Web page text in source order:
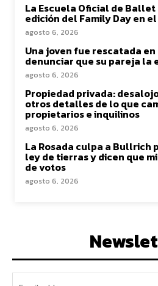
La Escuela Oficial de
edición del Family Day en
agosto 6, 2026
Una joven fue rescatada
denunciar que su pareja la
agosto 6, 2026
Propiedad privada:
otros detalles de lo que
propietarios e inquilinos
agosto 6, 2026
La Rosada culpa a Bullrich
ley de tierras y dicen que
de votos
agosto 6, 2026